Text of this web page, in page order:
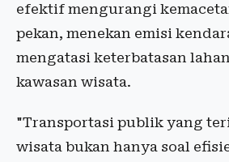
efektif mengurangi
pekan, menekan emisi
mengatasi keterbatasan
kawasan wisata.
"Transportasi publik yang
wisata bukan hanya soal